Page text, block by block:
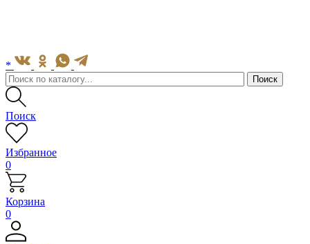
*
Поиск
Избранное
0
Корзина
0